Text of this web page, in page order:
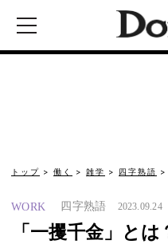
トップ 働く 雑学 四字熟語
WORK 四字熟語 2023.09.24
「一攫千金」と